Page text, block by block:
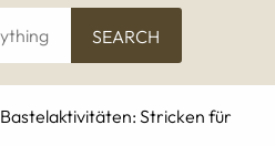
Bastelaktivitäten: Stricken für